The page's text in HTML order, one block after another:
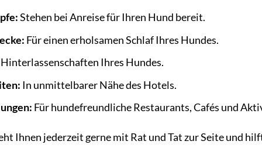
Stehen bei Anreise für Ihren Hund bereit.
Für einen erholsamen Schlaf Ihres Hundes.
Ihres Hundes.
In unmittelbarer Nähe des Hotels.
Für hundefreundliche Restaurants, Cafés und
Ihnen jederzeit gerne mit Rat und Tat zur Seite und